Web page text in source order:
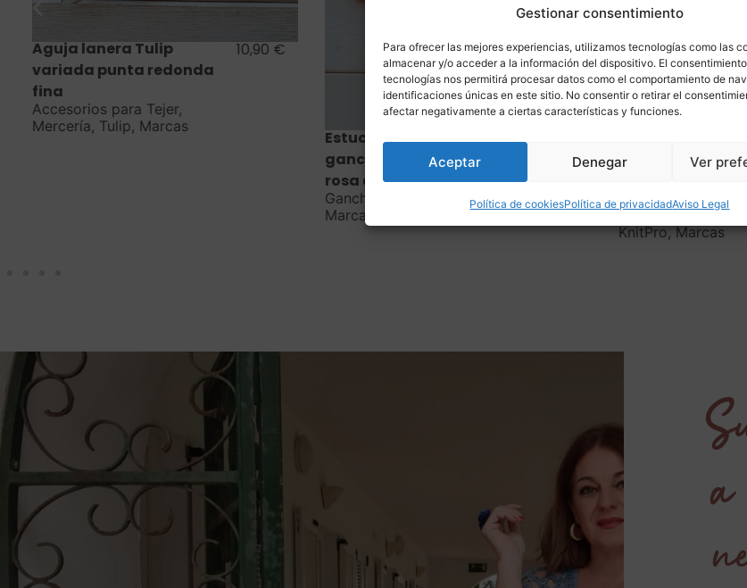
Gestionar consentimiento
Para ofrecer las mejores experiencias, utilizamos tecnologías como las
almacenar y/o acceder a la información del dispositivo. El
tecnologías nos permitirá procesar datos como el comportamiento de
identificaciones únicas en este sitio. No consentir o retirar el
afectar negativamente a ciertas características y funciones.
Aceptar Denegar Ver
Política de cookiesPolítica de privacidadAviso Legal
Aguja lanera Tulip
variada punta redonda
fina
Accesorios para Tejer,
Mercería, Tulip, Marcas
10,90€
Saber más
Estuche agujas de
ganchillos Tulip Etimo
rosa de 2.00 a 6.00mm
Ganchillos Crochet Tulip,
Marcas
119,00
KnitPro gold de 2
Ganchillos Crochet
Accesorios para
KnitPro,Marcas
a